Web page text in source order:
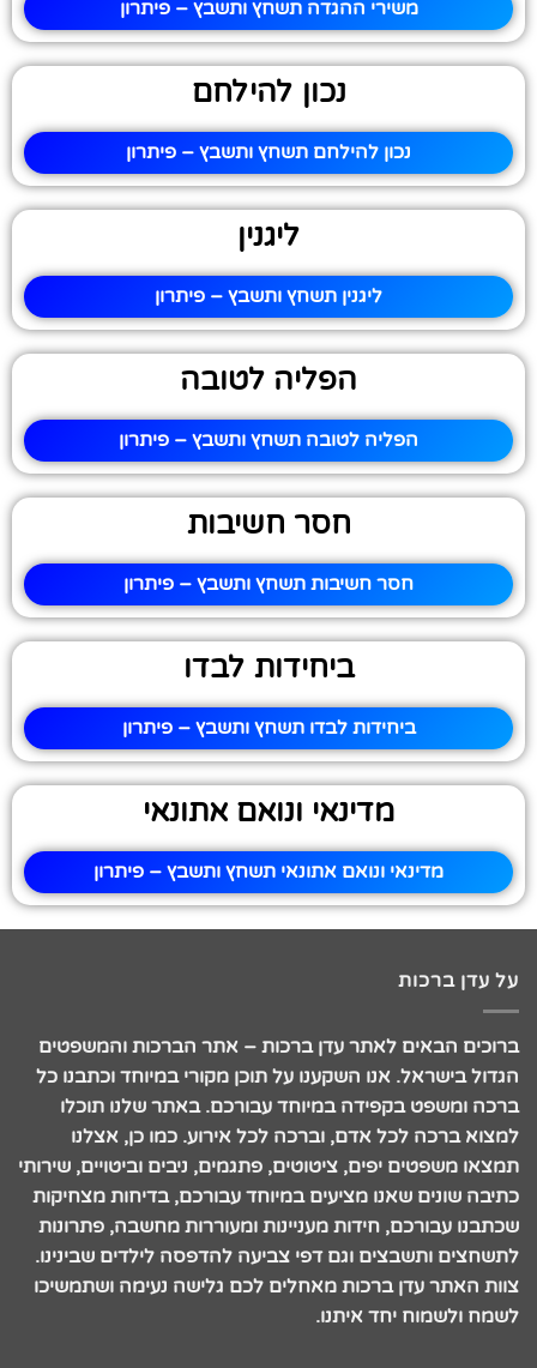
משירי ההגדה תשחץ ותשבץ – פיתרון
נכון להילחם
נכון להילחם תשחץ ותשבץ – פיתרון
ליגנין
ליגנין תשחץ ותשבץ – פיתרון
הפליה לטובה
הפליה לטובה תשחץ ותשבץ – פיתרון
חסר חשיבות
חסר חשיבות תשחץ ותשבץ – פיתרון
ביחידות לבדו
ביחידות לבדו תשחץ ותשבץ – פיתרון
מדינאי ונואם אתונאי
מדינאי ונואם אתונאי תשחץ ותשבץ – פיתרון
על עדן ברכות
ברוכים הבאים לאתר עדן ברכות – אתר הברכות והמשפטים
הגדול בישראל. אנו השקענו על תוכן מקורי במיוחד וכתבנו כל
ברכה ומשפט בקפידה במיוחד עבורכם. באתר שלנו תוכלו
למצוא ברכה לכל אדם, וברכה לכל אירוע. כמו כן, אצלנו
תמצאו משפטים יפים, ציטוטים, פתגמים, ניבים וביטויים, שירותי
כתיבה שונים שאנו מציעים במיוחד עבורכם, בדיחות מצחיקות
שכתבנו עבורכם, חידות מעניינות ומעוררות מחשבה, פתרונות
לתשחצים ותשבצים וגם דפי צביעה להדפסה לילדים שבינינו.
צוות האתר עדן ברכות מאחלים לכם גלישה נעימה ושתמשיכו
לשמח ולשמוח יחד איתנו.